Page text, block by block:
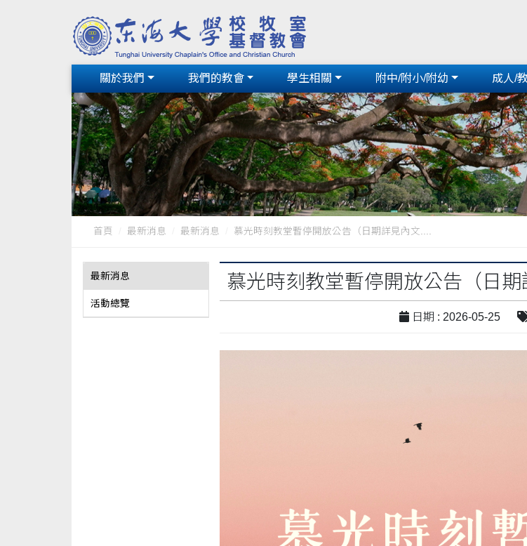
關於我們 我們的教會 學生相關 附中/附小/附幼 成人/
首頁 最新消息 最新消息 慕光時刻教堂暫停開放公告（日期詳見內文....
最新消息
活動總覽
慕光時刻教堂暫停開放公告（日期
日期 : 2026-05-25